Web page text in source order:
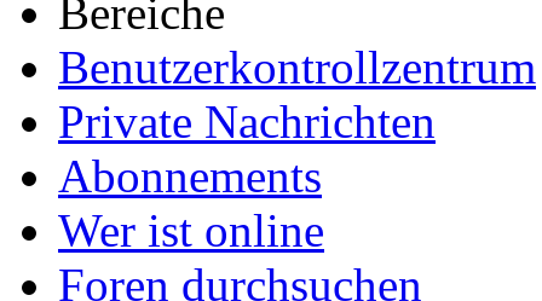
Bereiche
Benutzerkontrollzentrum
Private Nachrichten
Abonnements
Wer ist online
Foren durchsuchen